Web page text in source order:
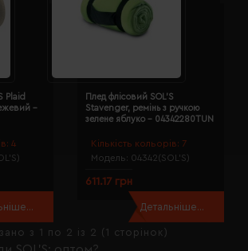
4
Plaid
-
Кількість кольорів: 7
Модель: 04342(SOL’S)
Плед флісовий SOL’S
Stavenger, ремінь з ручкою
зелене яблуко - 04342280TUN
611.17 грн
Детальніше...
з 1 по 2 із 2 (1 сторінок)